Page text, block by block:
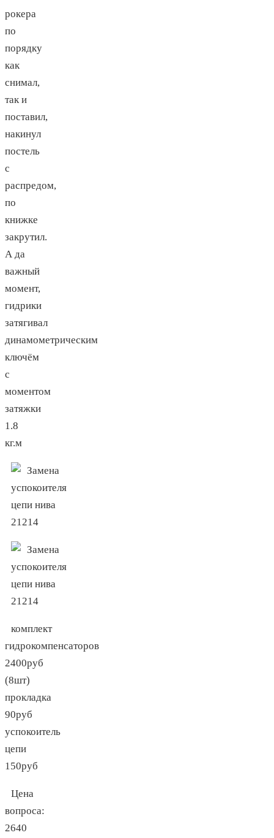
рокера
по
порядку
как
снимал,
так и
поставил,
накинул
постель
с
распредом,
по
книжке
закрутил.
А да
важный
момент,
гидрики
затягивал
динамометрическим
ключём
с
моментом
затяжки
1.8
кг.м
комплект
гидрокомпенсаторов
2400руб
(8шт)
прокладка
90руб
успокоитель
цепи
150руб
Цена
вопроса:
2640